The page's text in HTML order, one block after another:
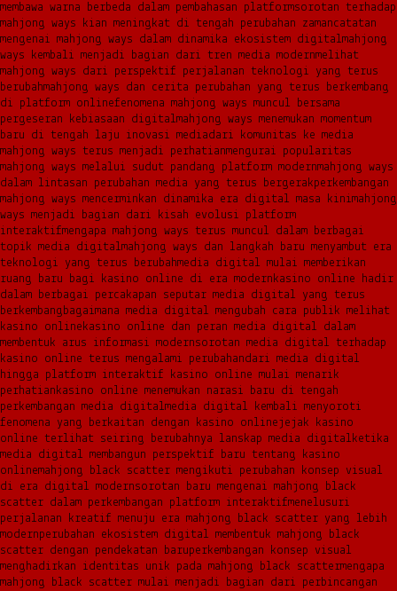
membawa warna berbeda dalam pembahasan platformsorotan terhadap
mahjong ways kian meningkat di tengah perubahan zamancatatan
mengenai mahjong ways dalam dinamika ekosistem digitalmahjong
ways kembali menjadi bagian dari tren media modernmelihat
mahjong ways dari perspektif perjalanan teknologi yang terus
berubahmahjong ways dan cerita perubahan yang terus berkembang
di platform onlinefenomena mahjong ways muncul bersama
pergeseran kebiasaan digitalmahjong ways menemukan momentum
baru di tengah laju inovasi mediadari komunitas ke media
mahjong ways terus menjadi perhatianmengurai popularitas
mahjong ways melalui sudut pandang platform modernmahjong ways
dalam lintasan perubahan media yang terus bergerakperkembangan
mahjong ways mencerminkan dinamika era digital masa kinimahjong
ways menjadi bagian dari kisah evolusi platform
interaktifmengapa mahjong ways terus muncul dalam berbagai
topik media digitalmahjong ways dan langkah baru menyambut era
teknologi yang terus berubahmedia digital mulai memberikan
ruang baru bagi kasino online di era modernkasino online hadir
dalam berbagai percakapan seputar media digital yang terus
berkembangbagaimana media digital mengubah cara publik melihat
kasino onlinekasino online dan peran media digital dalam
membentuk arus informasi modernsorotan media digital terhadap
kasino online terus mengalami perubahandari media digital
hingga platform interaktif kasino online mulai menarik
perhatiankasino online menemukan narasi baru di tengah
perkembangan media digitalmedia digital kembali menyoroti
fenomena yang berkaitan dengan kasino onlinejejak kasino
online terlihat seiring berubahnya lanskap media digitalketika
media digital membangun perspektif baru tentang kasino
onlinemahjong black scatter mengikuti perubahan konsep visual
di era digital modernsorotan baru mengenai mahjong black
scatter dalam perkembangan platform interaktifmenelusuri
perjalanan kreatif menuju era mahjong black scatter yang lebih
modernperubahan ekosistem digital membentuk mahjong black
scatter dengan pendekatan baruperkembangan konsep visual
menghadirkan identitas unik pada mahjong black scattermengapa
mahjong black scatter mulai menjadi bagian dari perbincangan